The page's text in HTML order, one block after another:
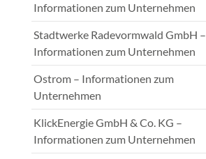
Informationen zum Unternehmen
Stadtwerke Radevormwald GmbH –
Informationen zum Unternehmen
Ostrom – Informationen zum
Unternehmen
KlickEnergie GmbH & Co. KG –
Informationen zum Unternehmen